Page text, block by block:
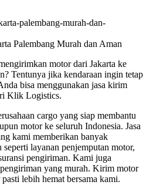
Palembang Murah dan Aman
motor dari Jakarta ke
Tentunya jika kendaraan ingin tetap
bisa menggunakan jasa kirim
Klik Logistics.
cargo yang siap membantu
motor ke seluruh Indonesia. Jasa
kami memberikan banyak
layanan penjemputan motor,
pengiriman. Kami juga
yang murah. Kirim motor
lebih hemat bersama kami.